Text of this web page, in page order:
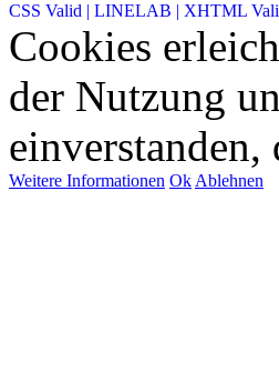
CSS Valid | LINELAB | XHTML
Cookies
der Nutzung
Weitere Informationen Ok Ablehnen